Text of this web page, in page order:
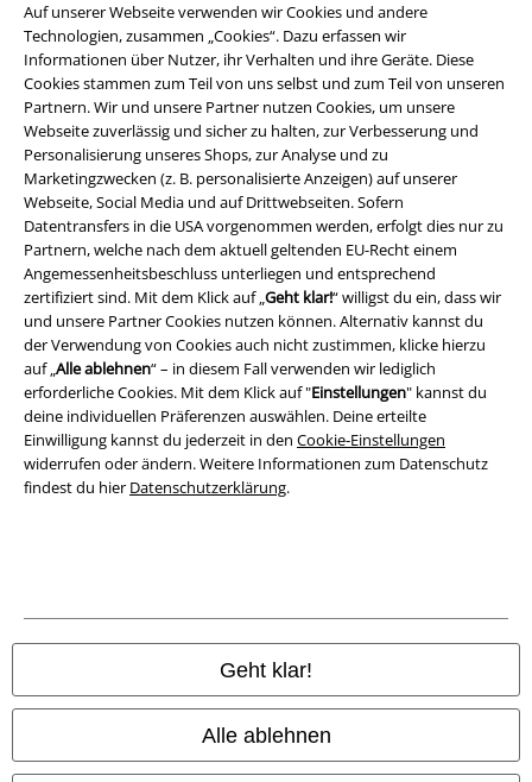
Auf unserer Webseite verwenden wir Cookies und andere
Technologien, zusammen „Cookies“. Dazu erfassen wir
Informationen über Nutzer, ihr Verhalten und ihre Geräte. Diese
Cookies stammen zum Teil von uns selbst und zum Teil von unseren
Partnern. Wir und unsere Partner nutzen Cookies, um unsere
Webseite zuverlässig und sicher zu halten, zur Verbesserung und
Personalisierung unseres Shops, zur Analyse und zu
Marketingzwecken (z. B. personalisierte Anzeigen) auf unserer
Webseite, Social Media und auf Drittwebseiten. Sofern
Datentransfers in die USA vorgenommen werden, erfolgt dies nur zu
Partnern, welche nach dem aktuell geltenden EU-Recht einem
Angemessenheitsbeschluss unterliegen und entsprechend
zertifiziert sind. Mit dem Klick auf „Geht klar!“ willigst du ein, dass wir
und unsere Partner Cookies nutzen können. Alternativ kannst du
der Verwendung von Cookies auch nicht zustimmen, klicke hierzu
auf „Alle ablehnen“ – in diesem Fall verwenden wir lediglich
erforderliche Cookies. Mit dem Klick auf "Einstellungen" kannst du
deine individuellen Präferenzen auswählen. Deine erteilte
Einwilligung kannst du jederzeit in den Cookie-Einstellungen
widerrufen oder ändern. Weitere Informationen zum Datenschutz
findest du hier Datenschutzerklärung.
Geht klar!
Alle ablehnen
Rechtliches
AGB
Impressum
Datenschutz
Entsorgung und Umweltschutz
Konformitätserklärung
Information zur Barrierefreiheit
Cookie-Einstellungen
Vertrag widerrufen
EMP Online Shops
EMP International